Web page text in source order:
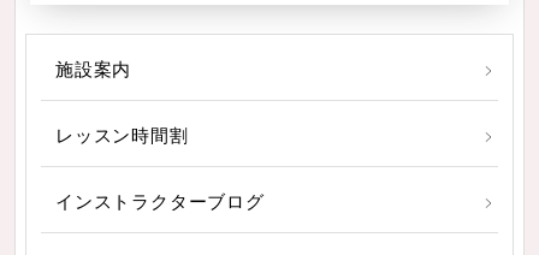
施設案内
レッスン時間割
インストラクターブログ